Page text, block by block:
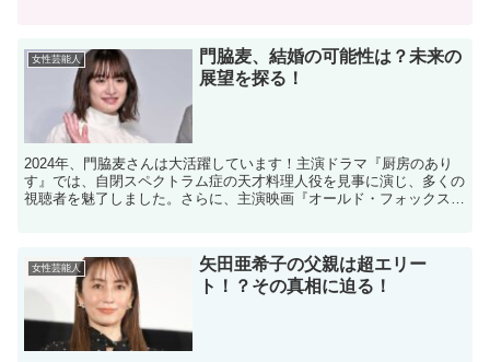
女性芸能人
門脇麦、結婚の可能性は？未来の
展望を探る！
2024年、門脇麦さんは大活躍しています！主演ドラマ『厨房のあり
す』では、自閉スペクトラム症の天才料理人役を見事に演じ、多くの
視聴者を魅了しました。さらに、主演映画『オールド・フォックス
女性芸能人
矢田亜希子の父親は超エリー
ト！？その真相に迫る！